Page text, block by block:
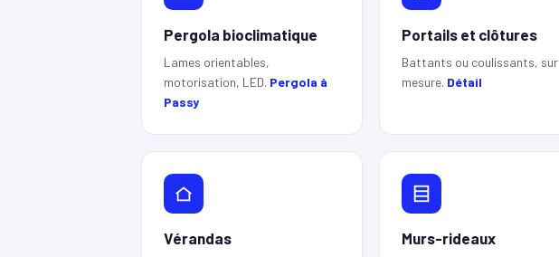
Pergola bioclimatique
Lames orientables,
motorisation, LED. Pergola à
Passy
Portails et clôtures
Battants ou coulissants, sur
mesure. Détail
Vérandas Murs-rideaux